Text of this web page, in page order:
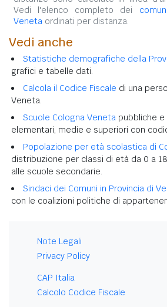
Vedi l'elenco completo dei
Veneta ordinati per distanza.
Vedi anche
Statistiche demografiche della
grafici e tabelle dati.
Calcola il Codice Fiscale di una
Veneta.
Scuole Cologna Veneta pubbliche e
elementari, medie e superiori con
Popolazione per età scolastica di
distribuzione per classi di età da 0 a
alle scuole secondarie.
Sindaci dei Comuni in Provincia di
con le coalizioni politiche di
Note Legali
Privacy Policy
CAP Italia
Calcolo Codice Fiscale